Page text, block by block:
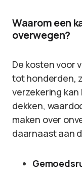
Waarom een
overwegen?
De kosten voor
tot honderden,
verzekering
dekken,
maken over
daarnaast aan